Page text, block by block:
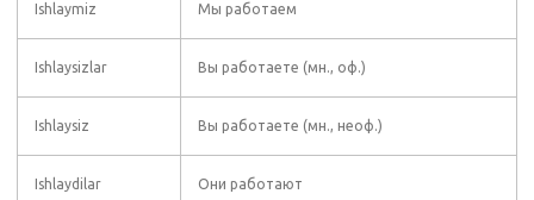
Ishlaymiz Мы работаем
Ishlaysizlar Вы работаете (мн., оф.)
Ishlaysiz Вы работаете (мн., неоф.)
Ishlaydilar Они работают